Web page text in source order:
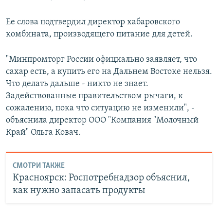
Ее слова подтвердил директор хабаровского
комбината, производящего питание для детей.
"Минпромторг России официально заявляет, что
сахар есть, а купить его на Дальнем Востоке нельзя.
Что делать дальше - никто не знает.
Задействованные правительством рычаги, к
сожалению, пока что ситуацию не изменили", -
объяснила директор ООО "Компания "Молочный
Край" Ольга Ковач.
СМОТРИ ТАКЖЕ
Красноярск: Роспотребнадзор объяснил,
как нужно запасать продукты